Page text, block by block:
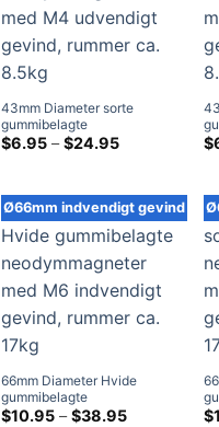
43mm Diameter sorte
gummibelagte
neodymmagneter med M4
$6.95 – $24.95Prisklasse:
$
Ø66mm indvendigt gevind
66mm Diameter Hvide
gummibelagte
neodymmagneter med M6
$10.95 – $38.95Prisklasse:$